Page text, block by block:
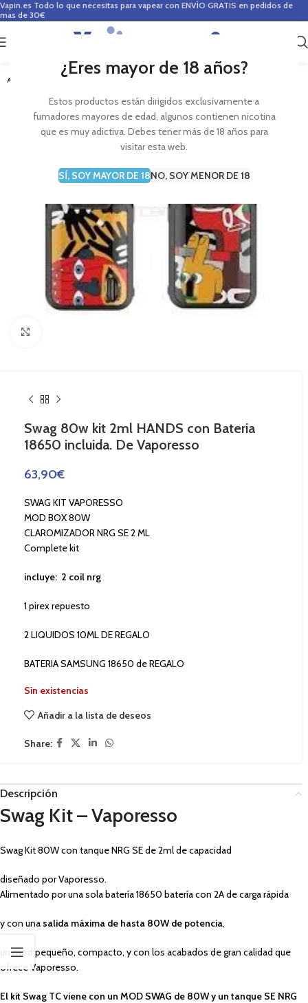
¿Eres mayor de 18 años?
Estos productos están dirigidos exclusivamente a
fumadores mayores de edad, algunos contienen nicotina
que es muy adictiva. Debes tener más de 18 años para
visitar esta web.
SÍ, SOY MAYOR DE 18NO, SOY MENOR DE 18
Vapin.es Todo lo que necesitas para vapear con ENVÍO GRATIS en pedidos de
mas de 30€
0
AGOTADO
Swag 80w kit 2ml HANDS con Bateria
18650 incluida. De Vaporesso
63,90€
SWAG KIT VAPORESSO
MOD BOX 80W
CLAROMIZADOR NRG SE 2 ML
Complete kit
incluye: 2 coil nrg
1 pirex repuesto
2 LIQUIDOS 10ML DE REGALO
BATERIA SAMSUNG 18650 de REGALO
Sin existencias
Añadir a la lista de deseos
Share:
Descripción
Swag Kit – Vaporesso
Swag Kit 80W con tanque NRG SE de 2ml de capacidad
diseñado por Vaporesso.
Alimentado por una sola batería 18650 batería con 2A de carga rápida
y con una salida máxima de hasta 80W de potencia,
un mod pequeño, compacto, y con los acabados de gran calidad que
ofrece Vaporesso.
El kit Swag TC viene con un MOD SWAG de 80W y un tanque SE NRG